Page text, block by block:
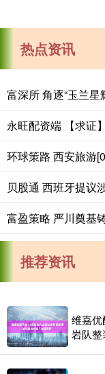
热点资讯
环球策路 西安旅游
贝股通 西班牙提议
推荐资讯
维嘉
岩队整